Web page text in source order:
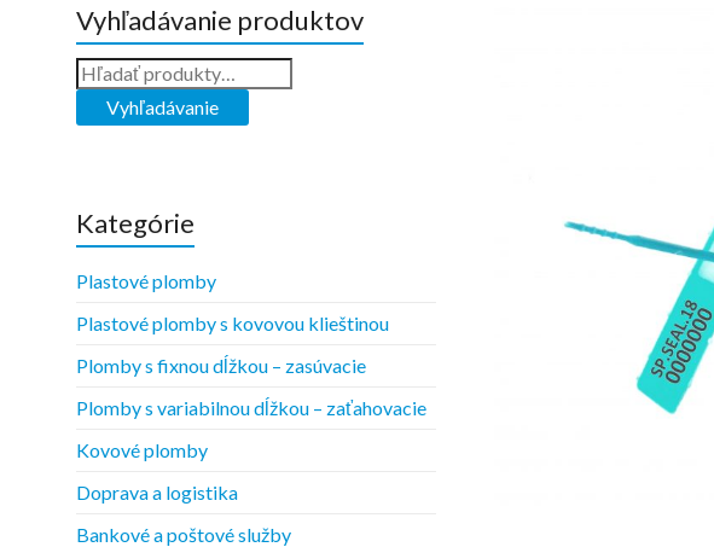
Vyhľadávanie produktov
Kategórie
Plastové plomby
Plastové plomby s kovovou klieštinou
Plomby s fixnou dĺžkou – zasúvacie
Plomby s variabilnou dĺžkou – zaťahovacie
Kovové plomby
Doprava a logistika
Bankové a poštové služby